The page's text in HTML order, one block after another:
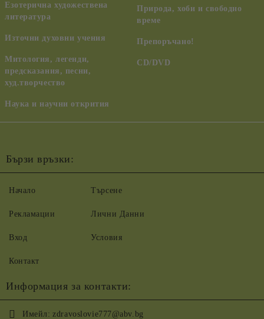
Езотерична художествена
литература
Източни духовни учения
Митология, легенди,
предсказания, песни,
худ.творчество
Наука и научни открития
Природа, хоби и свободно
време
Препоръчано!
CD/DVD
Бързи връзки:
Начало
Рекламации
Вход
Контакт
Търсене
Лични Данни
Условия
Информация за контакти:
Имейл: zdravoslovie777@abv.bg